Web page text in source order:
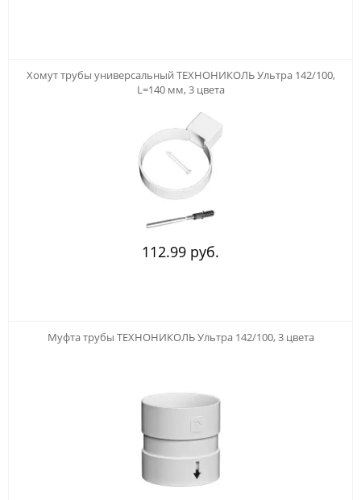
Хомут трубы универсальный ТЕХНОНИКОЛЬ Ультра 142/100,
L=140 мм, 3 цвета
112.99 руб.
Муфта трубы ТЕХНОНИКОЛЬ Ультра 142/100, 3 цвета